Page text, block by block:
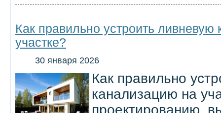
Как правильно устроить ливневую
участке?
30 января 2026
Как правильно
канализацию на
проектированию,